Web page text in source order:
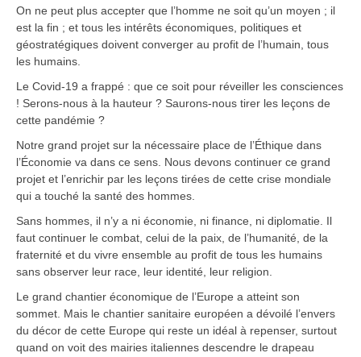
On ne peut plus accepter que l’homme ne soit qu’un moyen ; il
est la fin ; et tous les intérêts économiques, politiques et
géostratégiques doivent converger au profit de l’humain, tous
les humains.
Le Covid-19 a frappé : que ce soit pour réveiller les consciences
! Serons-nous à la hauteur ? Saurons-nous tirer les leçons de
cette pandémie ?
Notre grand projet sur la nécessaire place de l’Éthique dans
l’Économie va dans ce sens. Nous devons continuer ce grand
projet et l’enrichir par les leçons tirées de cette crise mondiale
qui a touché la santé des hommes.
Sans hommes, il n’y a ni économie, ni finance, ni diplomatie. Il
faut continuer le combat, celui de la paix, de l’humanité, de la
fraternité et du vivre ensemble au profit de tous les humains
sans observer leur race, leur identité, leur religion.
Le grand chantier économique de l’Europe a atteint son
sommet. Mais le chantier sanitaire européen a dévoilé l’envers
du décor de cette Europe qui reste un idéal à repenser, surtout
quand on voit des mairies italiennes descendre le drapeau